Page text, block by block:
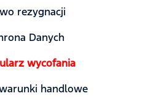
rezygnacji
Danych
wycofania
handlowe